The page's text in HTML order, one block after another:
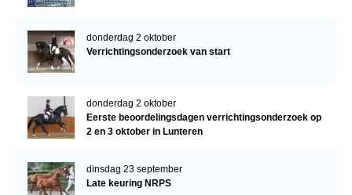
donderdag 2 oktober
Verrichtingsonderzoek van start
donderdag 2 oktober
Eerste beoordelingsdagen verrichtingsonderzoek op
2 en 3 oktober in Lunteren
dinsdag 23 september
Late keuring NRPS